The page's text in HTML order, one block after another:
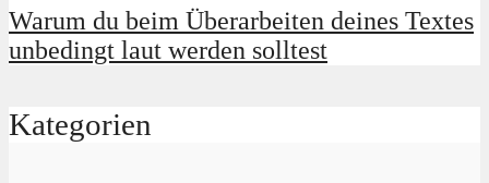
Warum du beim Überarbeiten deines Textes
unbedingt laut werden solltest
Kategorien